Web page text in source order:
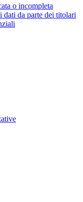
o incompleta
dati da parte dei titolari